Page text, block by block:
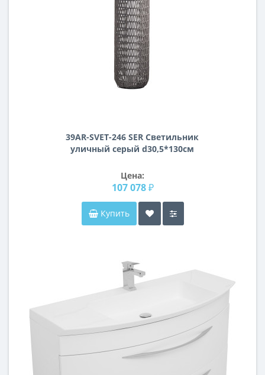
39AR-SVET-246 SER Светильник
уличный серый d30,5*130см
Цена:
107 078 ₽
Купить